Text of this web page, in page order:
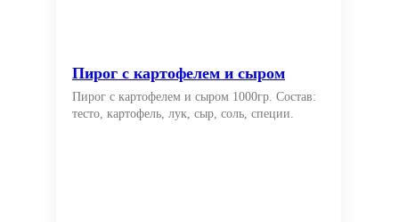
Пирог с картофелем и сыром
Пирог с картофелем и сыром 1000гр. Состав:
тесто, картофель, лук, сыр, соль, специи.